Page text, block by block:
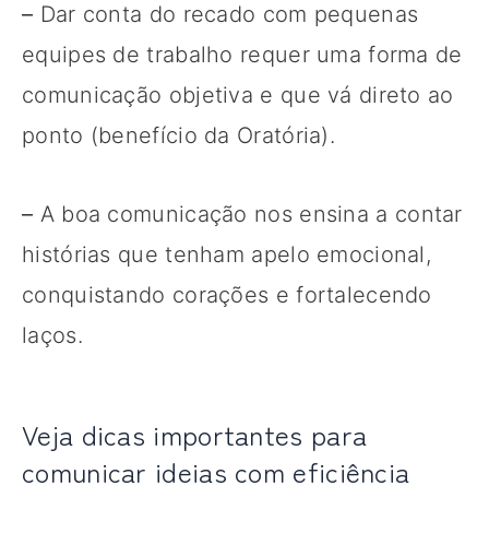
– Dar conta do recado com pequenas
equipes de trabalho requer uma forma de
comunicação objetiva e que vá direto ao
ponto (benefício da Oratória).
– A boa comunicação nos ensina a contar
histórias que tenham apelo emocional,
conquistando corações e fortalecendo
laços.
Veja dicas importantes para
comunicar ideias com eficiência